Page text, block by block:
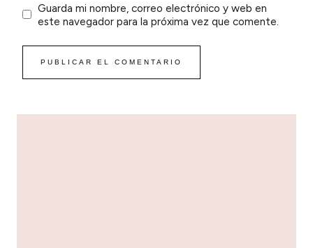
Guarda mi nombre, correo electrónico y web en
este navegador para la próxima vez que comente.